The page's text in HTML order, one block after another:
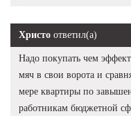
Христо ответил(а)
Надо покупать чем
мяч в свои ворота и
мере квартиры по
работникам бюджетной